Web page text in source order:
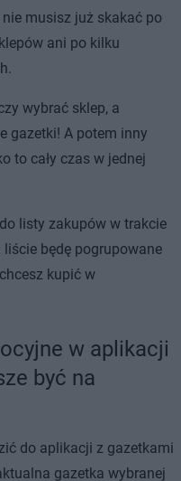
musisz już skakać po
ani po kilku
wybrać sklep, a
gazetki! A potem inny
to cały czas w jednej
listy zakupów w trakcie
będę pogrupowane
kupić w
w aplikacji
być na
do aplikacji z gazetkami
gazetka wybranej